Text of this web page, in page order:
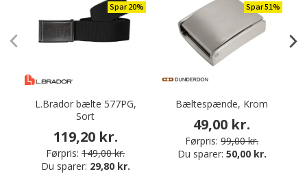
Spar 20%
L.Brador bælte 577PG,
Sort
119,20 kr.
Førpris: 149,00 kr.
Du sparer: 29,80 kr.
Spar 51%
Bæltespænde, Krom
49,00 kr.
Førpris: 99,00 kr.
Du sparer: 50,00 kr.